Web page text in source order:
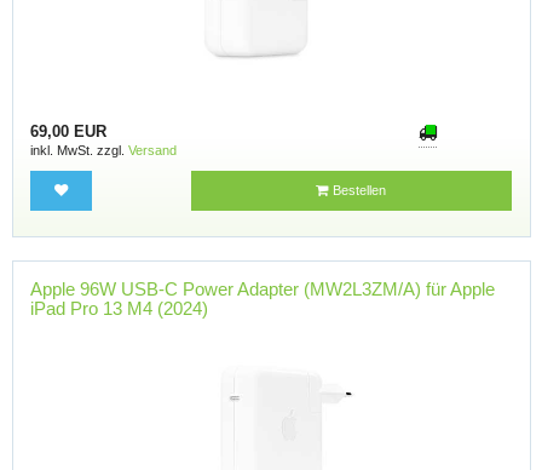
69,00 EUR
inkl. MwSt. zzgl. Versand
Bestellen
Apple 96W USB-C Power Adapter (MW2L3ZM/A) für Apple
iPad Pro 13 M4 (2024)